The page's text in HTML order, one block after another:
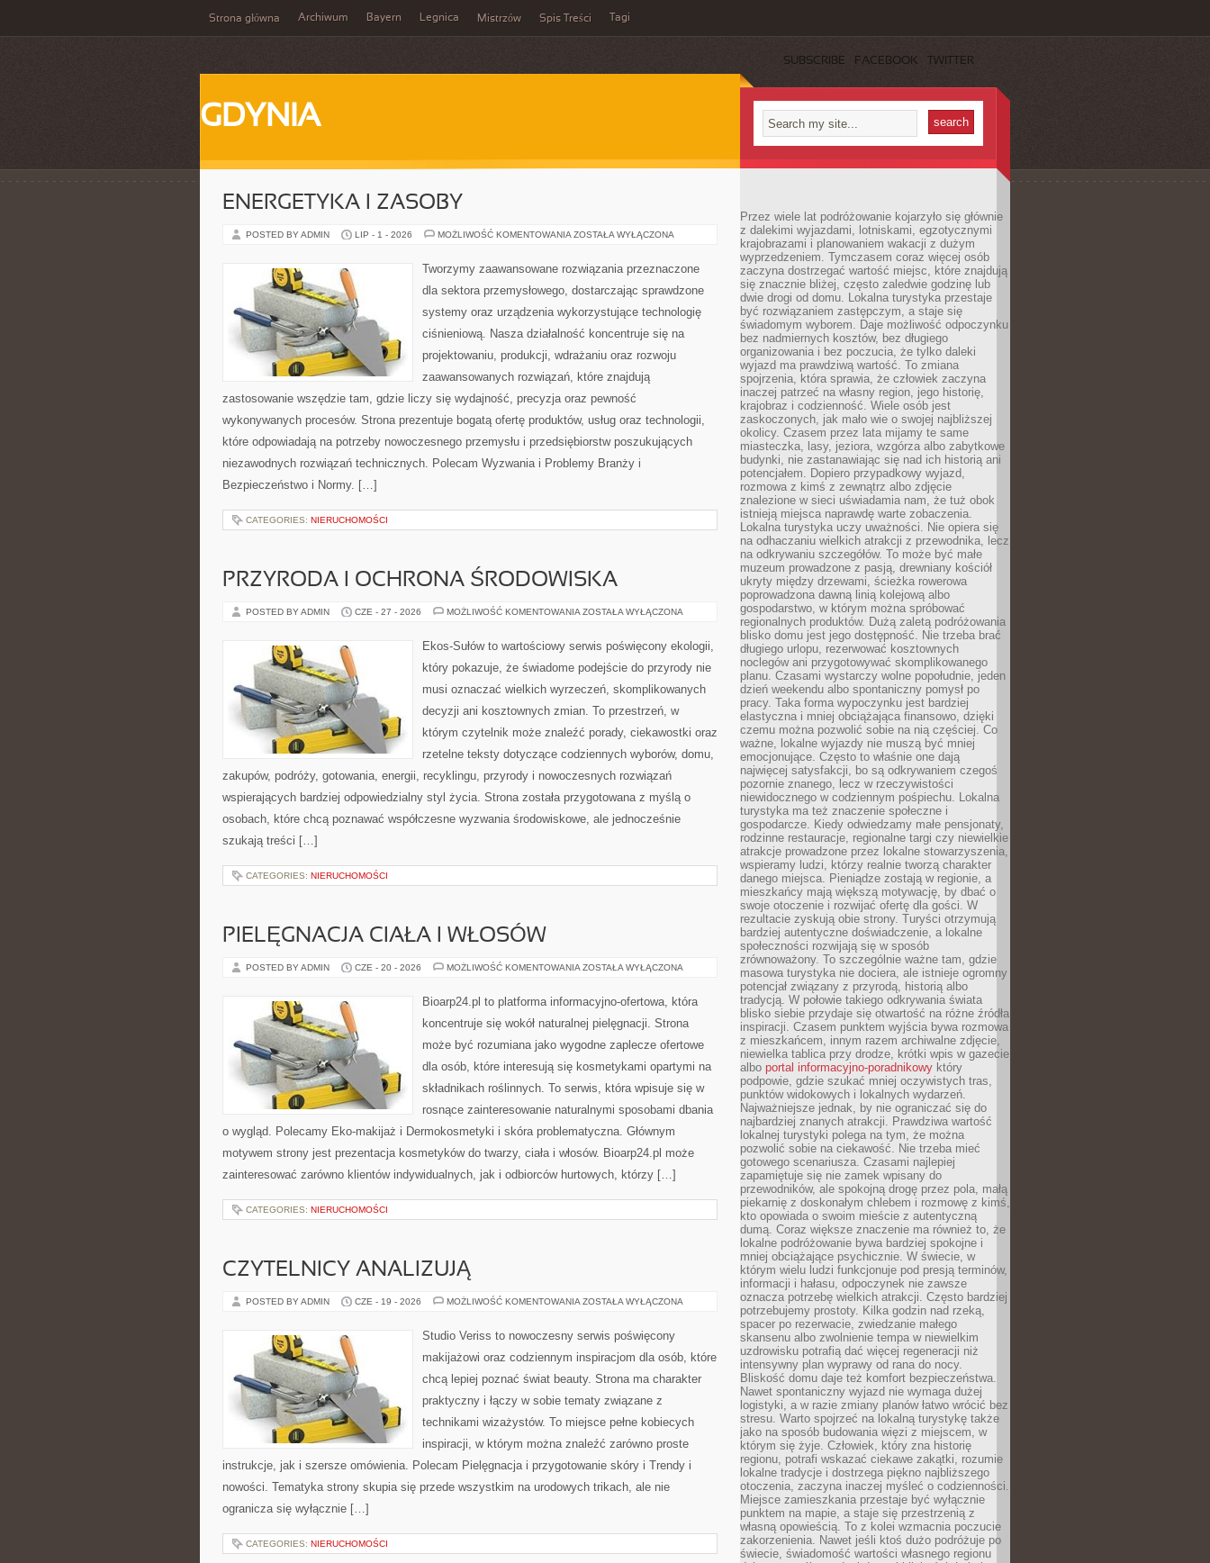
Strona główna Archiwum Bayern Legnica Mistrzów Spis Treści Tagi
SUBSCRIBE FACEBOOK TWITTER
GDYNIA
ENERGETYKA I ZASOBY
POSTED BY ADMIN LIP - 1 - 2026 MOŻLIWOŚĆ KOMENTOWANIA ENERGETYKA
ZOSTAŁA WYŁĄCZONA
Tworzymy zaawansowane rozwiązania przeznaczone
dla sektora przemysłowego, dostarczając sprawdzone
systemy oraz urządzenia wykorzystujące technologię
ciśnieniową. Nasza działalność koncentruje się na
projektowaniu, produkcji, wdrażaniu oraz rozwoju
zaawansowanych rozwiązań, które znajdują
zastosowanie wszędzie tam, gdzie liczy się wydajność, precyzja oraz pewność
wykonywanych procesów. Strona prezentuje bogatą ofertę produktów, usług oraz technologii,
które odpowiadają na potrzeby nowoczesnego przemysłu i przedsiębiorstw poszukujących
niezawodnych rozwiązań technicznych. Polecam Wyzwania i Problemy Branży i
Bezpieczeństwo i Normy. […]
CATEGORIES: NIERUCHOMOŚCI
PRZYRODA I OCHRONA ŚRODOWISKA
POSTED BY ADMIN CZE - 27 - 2026 MOŻLIWOŚĆ KOMENTOWANIA PRZYRODA
ŚRODOWISKA
ZOSTAŁA WYŁĄCZONA
Ekos-Sułów to wartościowy serwis poświęcony ekologii,
który pokazuje, że świadome podejście do przyrody nie
musi oznaczać wielkich wyrzeczeń, skomplikowanych
decyzji ani kosztownych zmian. To przestrzeń, w
którym czytelnik może znaleźć porady, ciekawostki oraz
rzetelne teksty dotyczące codziennych wyborów, domu,
zakupów, podróży, gotowania, energii, recyklingu, przyrody i nowoczesnych rozwiązań
wspierających bardziej odpowiedzialny styl życia. Strona została przygotowana z myślą o
osobach, które chcą poznawać współczesne wyzwania środowiskowe, ale jednocześnie
szukają treści […]
CATEGORIES: NIERUCHOMOŚCI
PIELĘGNACJA CIAŁA I WŁOSÓW
POSTED BY ADMIN CZE - 20 - 2026 MOŻLIWOŚĆ KOMENTOWANIA PIELĘGNACJA
WŁOSÓW
ZOSTAŁA WYŁĄCZONA
Bioarp24.pl to platforma informacyjno-ofertowa, która
koncentruje się wokół naturalnej pielęgnacji. Strona
może być rozumiana jako wygodne zaplecze ofertowe
dla osób, które interesują się kosmetykami opartymi na
składnikach roślinnych. To serwis, która wpisuje się w
rosnące zainteresowanie naturalnymi sposobami dbania
o wygląd. Polecamy Eko-makijaż i Dermokosmetyki i skóra problematyczna. Głównym
motywem strony jest prezentacja kosmetyków do twarzy, ciała i włosów. Bioarp24.pl może
zainteresować zarówno klientów indywidualnych, jak i odbiorców hurtowych, którzy […]
CATEGORIES: NIERUCHOMOŚCI
CZYTELNICY ANALIZUJĄ
POSTED BY ADMIN CZE - 19 - 2026 MOŻLIWOŚĆ KOMENTOWANIA CZYTELNICY
ZOSTAŁA WYŁĄCZONA
Studio Veriss to nowoczesny serwis poświęcony
makijażowi oraz codziennym inspiracjom dla osób, które
chcą lepiej poznać świat beauty. Strona ma charakter
praktyczny i łączy w sobie tematy związane z
technikami wizażystów. To miejsce pełne kobiecych
inspiracji, w którym można znaleźć zarówno proste
instrukcje, jak i szersze omówienia. Polecam Pielęgnacja i przygotowanie skóry i Trendy i
nowości. Tematyka strony skupia się przede wszystkim na urodowych trikach, ale nie
ogranicza się wyłącznie […]
CATEGORIES: NIERUCHOMOŚCI
Przez wiele lat podróżowanie kojarzyło się głównie
z dalekimi wyjazdami, lotniskami, egzotycznymi
krajobrazami i planowaniem wakacji z dużym
wyprzedzeniem. Tymczasem coraz więcej osób
zaczyna dostrzegać wartość miejsc, które znajdują
się znacznie bliżej, często zaledwie godzinę lub
dwie drogi od domu. Lokalna turystyka przestaje
być rozwiązaniem zastępczym, a staje się
świadomym wyborem. Daje możliwość odpoczynku
bez nadmiernych kosztów, bez długiego
organizowania i bez poczucia, że tylko daleki
wyjazd ma prawdziwą wartość. To zmiana
spojrzenia, która sprawia, że człowiek zaczyna
inaczej patrzeć na własny region, jego historię,
krajobraz i codzienność. Wiele osób jest
zaskoczonych, jak mało wie o swojej najbliższej
okolicy. Czasem przez lata mijamy te same
miasteczka, lasy, jeziora, wzgórza albo zabytkowe
budynki, nie zastanawiając się nad ich historią ani
potencjałem. Dopiero przypadkowy wyjazd,
rozmowa z kimś z zewnątrz albo zdjęcie
znalezione w sieci uświadamia nam, że tuż obok
istnieją miejsca naprawdę warte zobaczenia.
Lokalna turystyka uczy uważności. Nie opiera się
na odhaczaniu wielkich atrakcji z przewodnika, lecz
na odkrywaniu szczegółów. To może być małe
muzeum prowadzone z pasją, drewniany kościół
ukryty między drzewami, ścieżka rowerowa
poprowadzona dawną linią kolejową albo
gospodarstwo, w którym można spróbować
regionalnych produktów. Dużą zaletą podróżowania
blisko domu jest jego dostępność. Nie trzeba brać
długiego urlopu, rezerwować kosztownych
noclegów ani przygotowywać skomplikowanego
planu. Czasami wystarczy wolne popołudnie, jeden
dzień weekendu albo spontaniczny pomysł po
pracy. Taka forma wypoczynku jest bardziej
elastyczna i mniej obciążająca finansowo, dzięki
czemu można pozwolić sobie na nią częściej. Co
ważne, lokalne wyjazdy nie muszą być mniej
emocjonujące. Często to właśnie one dają
najwięcej satysfakcji, bo są odkrywaniem czegoś
pozornie znanego, lecz w rzeczywistości
niewidocznego w codziennym pośpiechu. Lokalna
turystyka ma też znaczenie społeczne i
gospodarcze. Kiedy odwiedzamy małe pensjonaty,
rodzinne restauracje, regionalne targi czy niewielkie
atrakcje prowadzone przez lokalne stowarzyszenia,
wspieramy ludzi, którzy realnie tworzą charakter
danego miejsca. Pieniądze zostają w regionie, a
mieszkańcy mają większą motywację, by dbać o
swoje otoczenie i rozwijać ofertę dla gości. W
rezultacie zyskują obie strony. Turyści otrzymują
bardziej autentyczne doświadczenie, a lokalne
społeczności rozwijają się w sposób
zrównoważony. To szczególnie ważne tam, gdzie
masowa turystyka nie dociera, ale istnieje ogromny
potencjał związany z przyrodą, historią albo
tradycją. W połowie takiego odkrywania świata
blisko siebie przydaje się otwartość na różne źródła
inspiracji. Czasem punktem wyjścia bywa rozmowa
z mieszkańcem, innym razem archiwalne zdjęcie,
niewielka tablica przy drodze, krótki wpis w gazecie
albo portal informacyjno-poradnikowy który
podpowie, gdzie szukać mniej oczywistych tras,
punktów widokowych i lokalnych wydarzeń.
Najważniejsze jednak, by nie ograniczać się do
najbardziej znanych atrakcji. Prawdziwa wartość
lokalnej turystyki polega na tym, że można
pozwolić sobie na ciekawość. Nie trzeba mieć
gotowego scenariusza. Czasami najlepiej
zapamiętuje się nie zamek wpisany do
przewodników, ale spokojną drogę przez pola, małą
piekarnię z doskonałym chlebem i rozmowę z kimś,
kto opowiada o swoim mieście z autentyczną
dumą. Coraz większe znaczenie ma również to, że
lokalne podróżowanie bywa bardziej spokojne i
mniej obciążające psychicznie. W świecie, w
którym wielu ludzi funkcjonuje pod presją terminów,
informacji i hałasu, odpoczynek nie zawsze
oznacza potrzebę wielkich atrakcji. Często bardziej
potrzebujemy prostoty. Kilka godzin nad rzeką,
spacer po rezerwacie, zwiedzanie małego
skansenu albo zwolnienie tempa w niewielkim
uzdrowisku potrafią dać więcej regeneracji niż
intensywny plan wyprawy od rana do nocy.
Bliskość domu daje też komfort bezpieczeństwa.
Nawet spontaniczny wyjazd nie wymaga dużej
logistyki, a w razie zmiany planów łatwo wrócić bez
stresu. Warto spojrzeć na lokalną turystykę także
jako na sposób budowania więzi z miejscem, w
którym się żyje. Człowiek, który zna historię
regionu, potrafi wskazać ciekawe zakątki, rozumie
lokalne tradycje i dostrzega piękno najbliższego
otoczenia, zaczyna inaczej myśleć o codzienności.
Miejsce zamieszkania przestaje być wyłącznie
punktem na mapie, a staje się przestrzenią z
własną opowieścią. To z kolei wzmacnia poczucie
zakorzenienia. Nawet jeśli ktoś dużo podróżuje po
świecie, świadomość wartości własnego regionu